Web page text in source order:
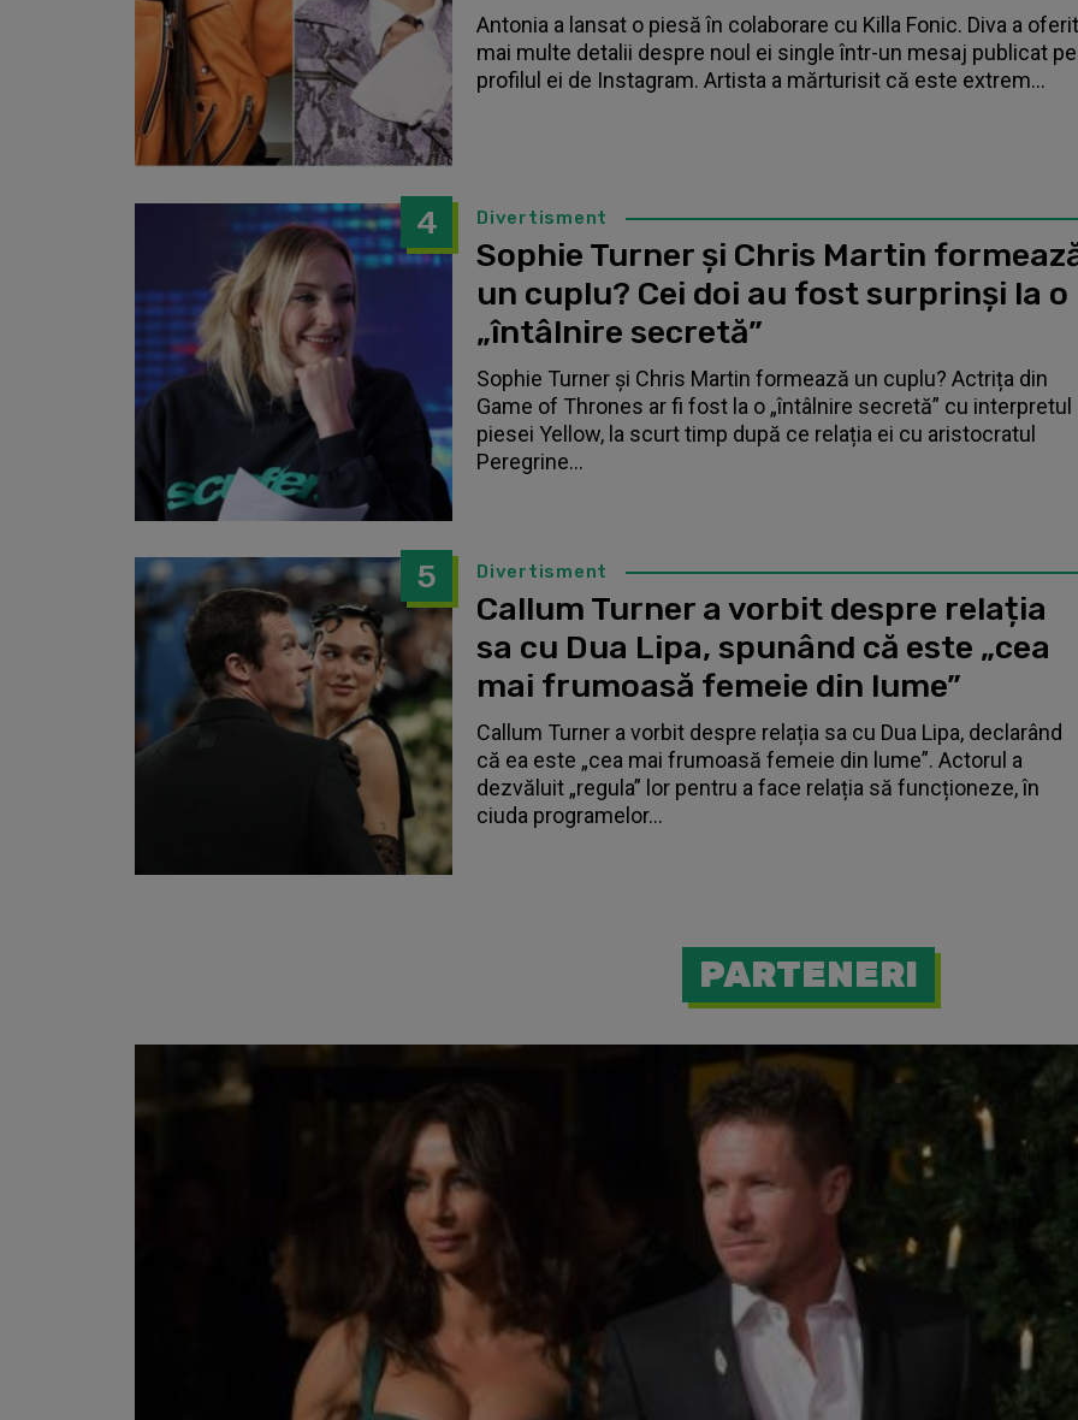
Antonia a lansat o piesă în colaborare cu Killa Fonic. Diva a oferit
mai multe detalii despre noul ei single într-un mesaj publicat pe
profilul ei de Instagram. Artista a mărturisit că este extrem...
4 Divertisment
Sophie Turner și Chris Martin
un cuplu? Cei doi au fost surprinși la o
„întâlnire secretă”
Sophie Turner și Chris Martin formează un cuplu? Actrița din
Game of Thrones ar fi fost la o „întâlnire secretă” cu interpretul
piesei Yellow, la scurt timp după ce relația ei cu aristocratul
Peregrine...
5 Divertisment
Callum Turner a vorbit despre relația
sa cu Dua Lipa, spunând că este „cea
mai frumoasă femeie din lume”
Callum Turner a vorbit despre relația sa cu Dua Lipa, declarând
că ea este „cea mai frumoasă femeie din lume”. Actorul a
dezvăluit „regula” lor pentru a face relația să funcționeze, în
ciuda programelor...
PARTENERI